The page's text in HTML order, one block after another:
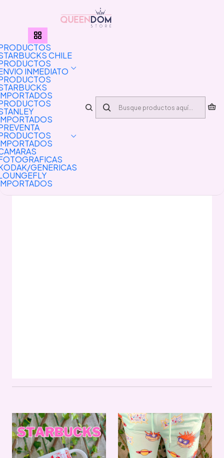
CHILE
INMEDIATO
GENERICAS
PRODUCTOS CON ENVIO INMEDIATO SE DESPACHA DE L A V
POR LA PYME PAKET ⚠️PRODUCTOS IMPORTADOS DEMORAN
15-20 DIAS HABILES PARA SER ENVIADOS⚠️